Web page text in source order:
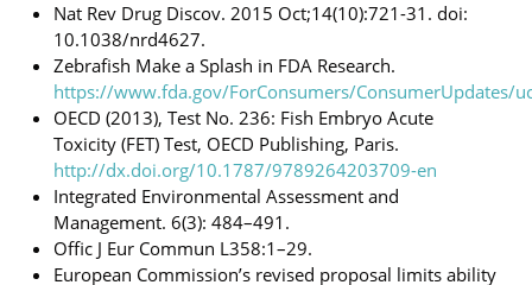
Nat Rev Drug Discov. 2015 Oct;14(10):721-31. doi:
10.1038/nrd4627.
Zebrafish Make a Splash in FDA Research.
https://www.fda.gov/ForConsumers/ConsumerUpdates/
OECD (2013), Test No. 236: Fish Embryo Acute
Toxicity (FET) Test, OECD Publishing, Paris.
http://dx.doi.org/10.1787/9789264203709-en
Integrated Environmental Assessment and
Management. 6(3): 484–491.
Offic J Eur Commun L358:1–29.
European Commission’s revised proposal limits ability